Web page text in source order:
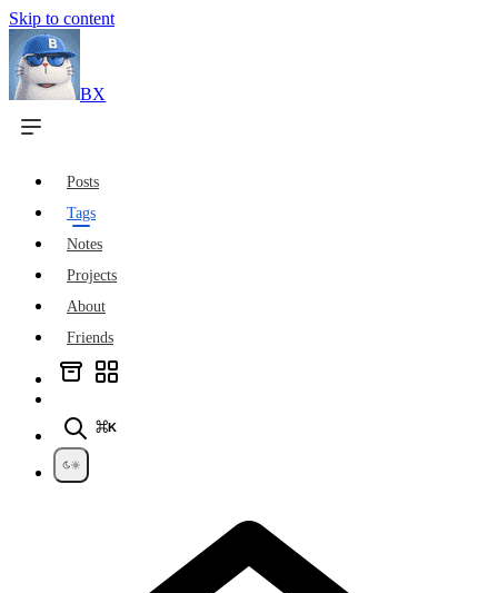
Skip to content
BX
Posts
Tags
Notes
Projects
About
Friends
⌘K